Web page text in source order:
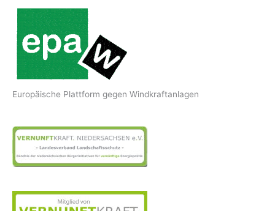
Europäische Plattform gegen Windkraftanlagen